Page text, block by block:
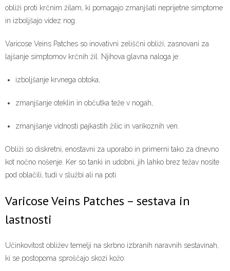
obliži proti krčnim žilam, ki pomagajo zmanjšati neprijetne simptome
in izboljšajo videz nog.
Varicose Veins Patches so inovativni zeliščni obliži, zasnovani za
lajšanje simptomov krčnih žil. Njihova glavna naloga je:
izboljšanje krvnega obtoka,
zmanjšanje oteklin in občutka teže v nogah,
zmanjšanje vidnosti pajkastih žilic in varikoznih ven.
Obliži so diskretni, enostavni za uporabo in primerni tako za dnevno
kot nočno nošenje. Ker so tanki in udobni, jih lahko brez težav nosite
pod oblačili, tudi v službi ali na poti.
Varicose Veins Patches – sestava in
lastnosti
Učinkovitost obližev temelji na skrbno izbranih naravnih sestavinah,
ki se postopoma sproščajo skozi kožo: